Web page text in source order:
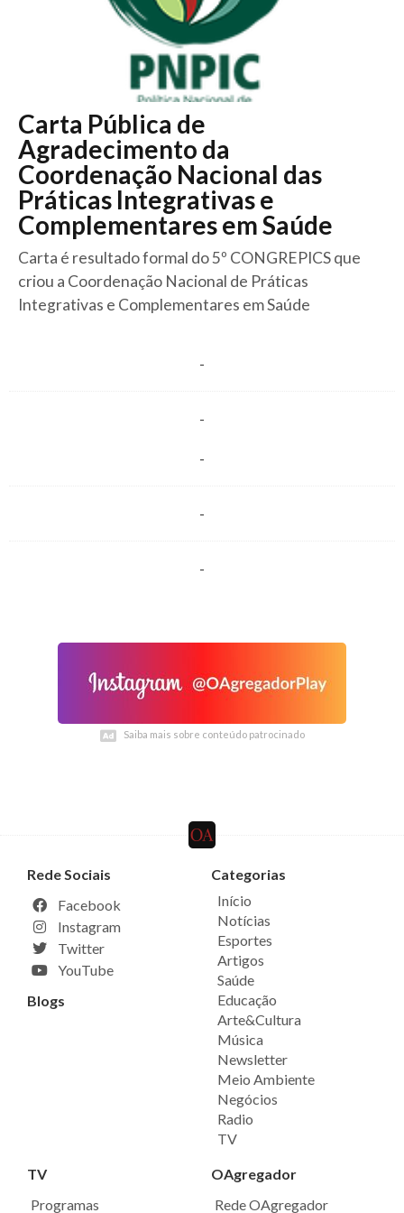
Carta Pública de
Agradecimento da
Coordenação Nacional das
Práticas Integrativas e
Complementares em Saúde
Carta é resultado formal do 5º CONGREPICS que
criou a Coordenação Nacional de Práticas
Integrativas e Complementares em Saúde
-
-
-
-
-
Saiba mais sobre conteúdo patrocinado
Saiba mais sobre conteúdo patrocinado
Rede Sociais
Facebook
Instagram
Twitter
YouTube
Blogs
Categorias
Início
Notícias
Esportes
Artigos
Saúde
Educação
Arte&Cultura
Música
Newsletter
Meio Ambiente
Negócios
Radio
TV
TV
Programas
OAgregador
Rede OAgregador